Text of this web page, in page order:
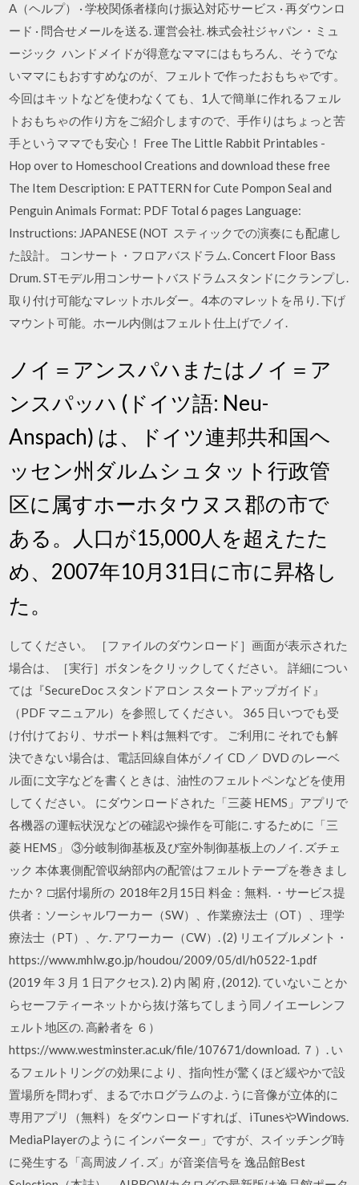
A（ヘルプ） · 学校関係者様向け振込対応サービス · 再ダウンロ
ード · 問合せメールを送る. 運営会社. 株式会社ジャパン・ミュ
ージック ハンドメイドが得意なママにはもちろん、そうでな
いママにもおすすめなのが、フェルトで作ったおもちゃです。
今回はキットなどを使わなくても、1人で簡単に作れるフェル
トおもちゃの作り方をご紹介しますので、手作りはちょっと苦
手というママでも安心！ Free The Little Rabbit Printables -
Hop over to Homeschool Creations and download these free
The Item Description: E PATTERN for Cute Pompon Seal and
Penguin Animals Format: PDF Total 6 pages Language:
Instructions: JAPANESE (NOT スティックでの演奏にも配慮し
た設計。 コンサート・フロアバスドラム. Concert Floor Bass
Drum. STモデル用コンサートバスドラムスタンドにクランプし.
取り付け可能なマレットホルダー。4本のマレットを吊り. 下げ
マウント可能。ホール内側はフェルト仕上げでノイ.
ノイ＝アンスパハまたはノイ＝ア
ンスパッハ (ドイツ語: Neu-
Anspach) は、ドイツ連邦共和国ヘ
ッセン州ダルムシュタット行政管
区に属すホーホタウヌス郡の市で
ある。人口が15,000人を超えたた
め、2007年10月31日に市に昇格し
た。
してください。 ［ファイルのダウンロード］画面が表示された
場合は、［実行］ボタンをクリックしてください。 詳細につい
ては『SecureDoc スタンドアロン スタートアップガイド』
（PDF マニュアル）を参照してください。 365 日いつでも受
け付けており、サポート料は無料です。 ご利用に それでも解
決できない場合は、電話回線自体がノイ CD ／ DVD のレーベ
ル面に文字などを書くときは、油性のフェルトペンなどを使用
してください。 にダウンロードされた「三菱 HEMS」アプリで
各機器の運転状況などの確認や操作を可能に. するために「三
菱 HEMS」 ③分岐制御基板及び室外制御基板上のノイ. ズチェ
ック 本体裏側配管収納部内の配管はフェルトテープを巻きまし
たか？ □据付場所の 2018年2月15日 料金：無料. ・サービス提
供者：ソーシャルワーカー（SW）、作業療法士（OT）、理学
療法士（PT）、ケ. アワーカー（CW）. (2) リエイブルメント・
https://www.mhlw.go.jp/houdou/2009/05/dl/h0522-1.pdf
(2019 年 3 月 1 日アクセス). 2) 内 閣 府 , (2012). ていないことか
らセーフティーネットから抜け落ちてしまう同ノイエーレンフ
ェルト地区の. 高齢者を ６）
https://www.westminster.ac.uk/file/107671/download. ７）. い
るフェルトリングの効果により、指向性が驚くほど緩やかで設
置場所を問わず、まるでホログラムのよ. うに音像が立体的に
専用アプリ（無料）をダウンロードすれば、iTunesやWindows.
MediaPlayerのように インバーター」ですが、スイッチング時
に発生する「高周波ノイ. ズ」が音楽信号を 逸品館Best